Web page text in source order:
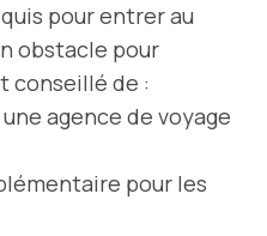
pour entrer au
obstacle pour
conseillé de :
une agence de voyage
pour les